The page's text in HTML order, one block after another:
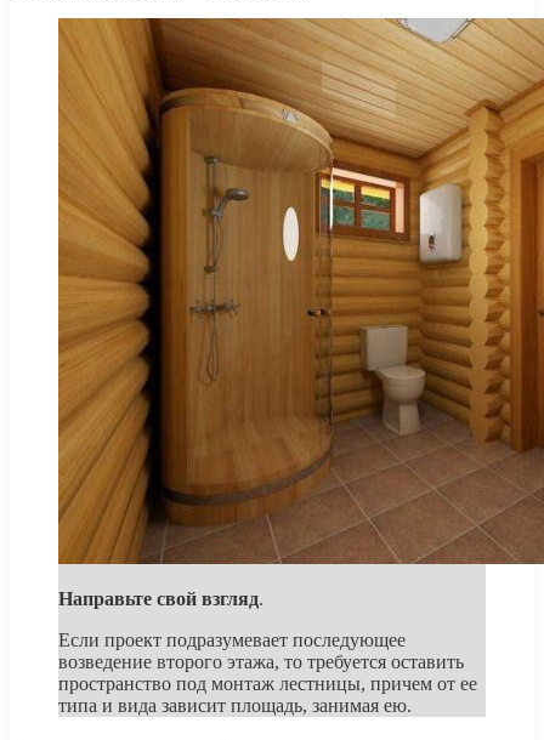
Направьте свой взгляд.
Если проект подразумевает последующее
возведение второго этажа, то требуется оставить
пространство под монтаж лестницы, причем от ее
типа и вида зависит площадь, занимая ею.